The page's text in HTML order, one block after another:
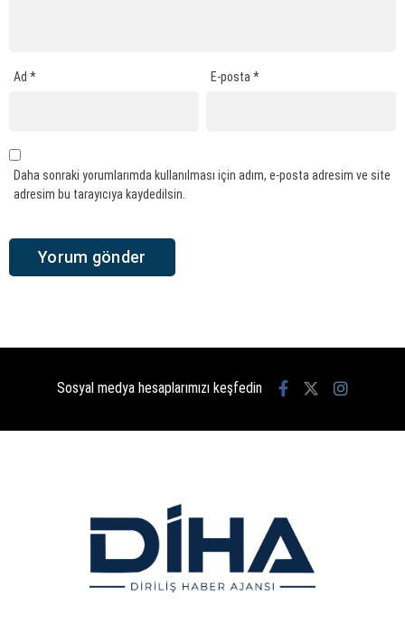
Ad * E-posta*
Daha sonraki yorumlarımda kullanılması için adım, e-posta adresim ve site
adresim bu tarayıcıya kaydedilsin.
Sosyal medya hesaplarımızı keşfedin